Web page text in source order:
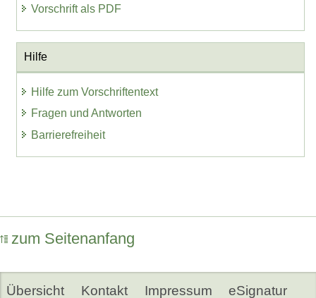
Vorschrift als PDF
Hilfe
Hilfe zum Vorschriftentext
Fragen und Antworten
Barrierefreiheit
zum Seitenanfang
Übersicht Kontakt Impressum eSignatur